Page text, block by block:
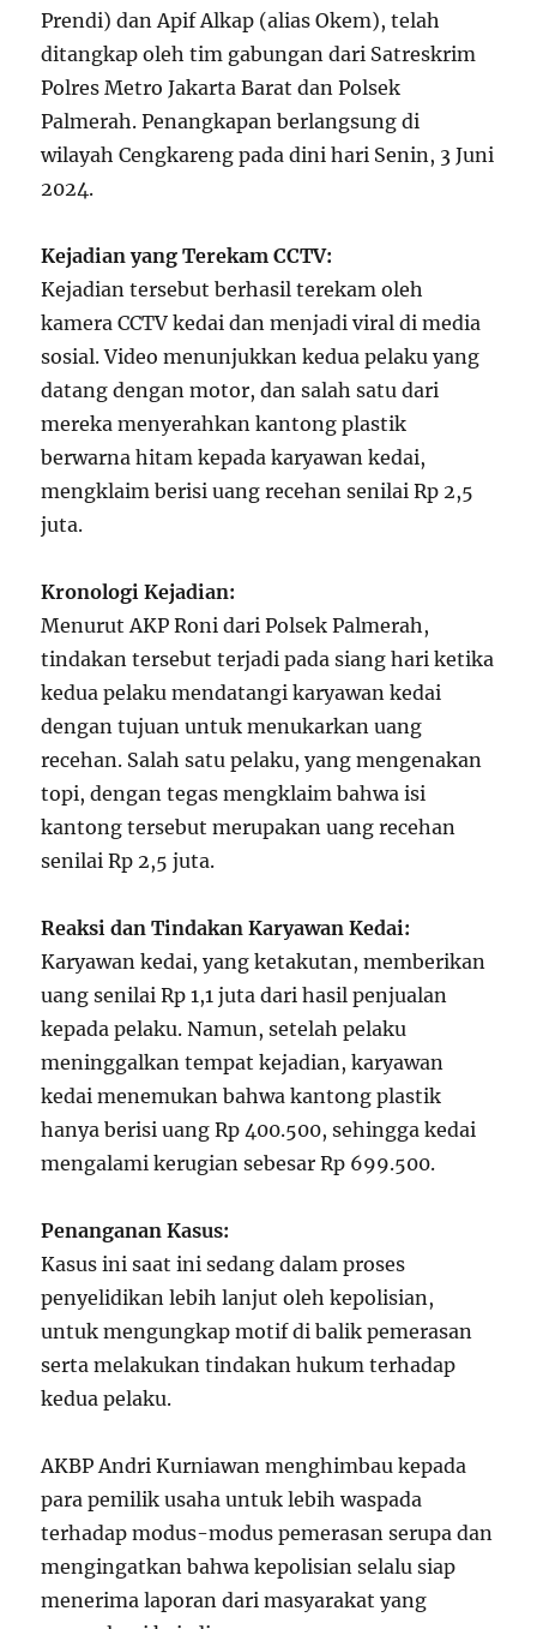
Prendi) dan Apif Alkap (alias Okem), telah
ditangkap oleh tim gabungan dari Satreskrim
Polres Metro Jakarta Barat dan Polsek
Palmerah. Penangkapan berlangsung di
wilayah Cengkareng pada dini hari Senin, 3 Juni
2024.
Kejadian yang Terekam CCTV:
Kejadian tersebut berhasil terekam oleh
kamera CCTV kedai dan menjadi viral di media
sosial. Video menunjukkan kedua pelaku yang
datang dengan motor, dan salah satu dari
mereka menyerahkan kantong plastik
berwarna hitam kepada karyawan kedai,
mengklaim berisi uang recehan senilai Rp 2,5
juta.
Kronologi Kejadian:
Menurut AKP Roni dari Polsek Palmerah,
tindakan tersebut terjadi pada siang hari ketika
kedua pelaku mendatangi karyawan kedai
dengan tujuan untuk menukarkan uang
recehan. Salah satu pelaku, yang mengenakan
topi, dengan tegas mengklaim bahwa isi
kantong tersebut merupakan uang recehan
senilai Rp 2,5 juta.
Reaksi dan Tindakan Karyawan Kedai:
Karyawan kedai, yang ketakutan, memberikan
uang senilai Rp 1,1 juta dari hasil penjualan
kepada pelaku. Namun, setelah pelaku
meninggalkan tempat kejadian, karyawan
kedai menemukan bahwa kantong plastik
hanya berisi uang Rp 400.500, sehingga kedai
mengalami kerugian sebesar Rp 699.500.
Penanganan Kasus:
Kasus ini saat ini sedang dalam proses
penyelidikan lebih lanjut oleh kepolisian,
untuk mengungkap motif di balik pemerasan
serta melakukan tindakan hukum terhadap
kedua pelaku.
AKBP Andri Kurniawan menghimbau kepada
para pemilik usaha untuk lebih waspada
terhadap modus-modus pemerasan serupa dan
mengingatkan bahwa kepolisian selalu siap
menerima laporan dari masyarakat yang